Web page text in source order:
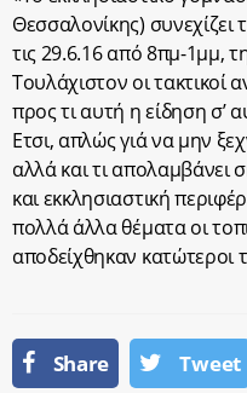
Θεσσαλονίκης)
τις 29.6.16 από 8πμ-1μμ,
Τουλάχιστον οι τακτικοί
προς τι αυτή η είδηση σ’
Ετσι, απλώς γιά να μην
αλλά και τι απολαμβάνει
και εκκλησιαστική
πολλά άλλα θέματα οι
αποδείχθηκαν κατώτεροι
Share Tweet